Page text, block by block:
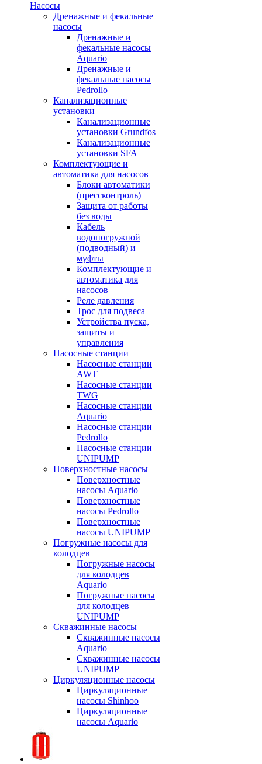
Насосы
Дренажные и фекальные
насосы
Дренажные и
фекальные насосы
Aquario
Дренажные и
фекальные насосы
Pedrollo
Канализационные
установки
Канализационные
установки Grundfos
Канализационные
установки SFA
Комплектующие и
автоматика для насосов
Блоки автоматики
(прессконтроль)
Защита от работы
без воды
Кабель
водопогружной
(подводный) и
муфты
Комплектующие и
автоматика для
насосов
Реле давления
Трос для подвеса
Устройства пуска,
защиты и
управления
Насосные станции
Насосные станции
AWT
Насосные станции
TWG
Насосные станции
Aquario
Насосные станции
Pedrollo
Насосные станции
UNIPUMP
Поверхностные насосы
Поверхностные
насосы Aquario
Поверхностные
насосы Pedrollo
Поверхностные
насосы UNIPUMP
Погружные насосы для
колодцев
Погружные насосы
для колодцев
Aquario
Погружные насосы
для колодцев
UNIPUMP
Скважинные насосы
Скважинные насосы
Aquario
Скважинные насосы
UNIPUMP
Циркуляционные насосы
Циркуляционные
насосы Shinhoo
Циркуляционные
насосы Aquario